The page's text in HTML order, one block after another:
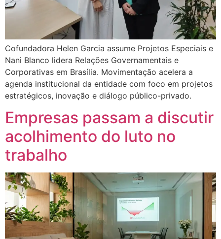
Cofundadora Helen Garcia assume Projetos Especiais e
Nani Blanco lidera Relações Governamentais e
Corporativas em Brasília. Movimentação acelera a
agenda institucional da entidade com foco em projetos
estratégicos, inovação e diálogo público-privado.
Empresas passam a discutir
acolhimento do luto no
trabalho